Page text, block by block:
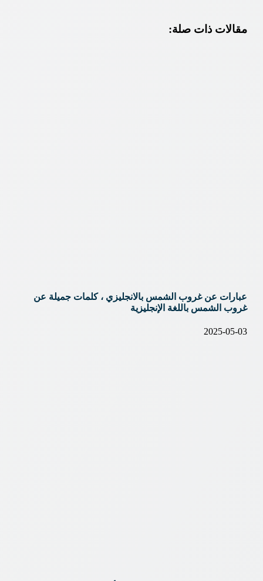
مقالات ذات صلة:
عبارات عن غروب الشمس بالانجليزي ، كلمات جميلة عن
غروب الشمس باللغة الإنجليزية
2025-05-03